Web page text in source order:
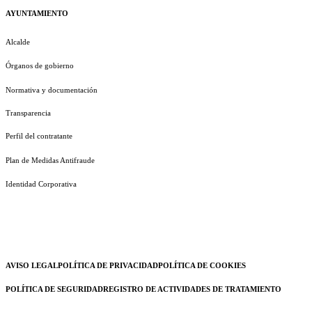
AYUNTAMIENTO
Alcalde
Órganos de gobierno
Normativa y documentación
Transparencia
Perfil del contratante
Plan de Medidas Antifraude
Identidad Corporativa
AVISO LEGALPOLÍTICA DE PRIVACIDADPOLÍTICA DE COOKIES
POLÍTICA DE SEGURIDADREGISTRO DE ACTIVIDADES DE TRATAMIENTO